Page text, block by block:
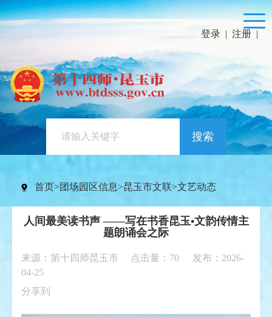
登录 | 注册 |
搜索
首页>团场园区信息>昆玉市文联>文艺动态
人间最美读书声 ——写在书香昆玉•文韵传情主
题朗诵会之际
来源：第十四师昆玉市 点击量： 70
发布：2026-
04-25
分享到